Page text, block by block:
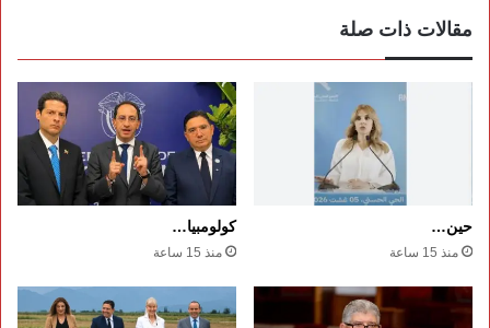
مقالات ذات صلة
حين…
منذ 15 ساعة
كولومبيا…
منذ 15 ساعة